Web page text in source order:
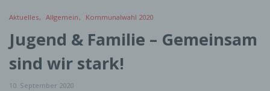
Aktuelles Allgemein Kommunalwahl 2020
Jugend & Familie – Gemeinsam
sind wir stark!
10. September 2020